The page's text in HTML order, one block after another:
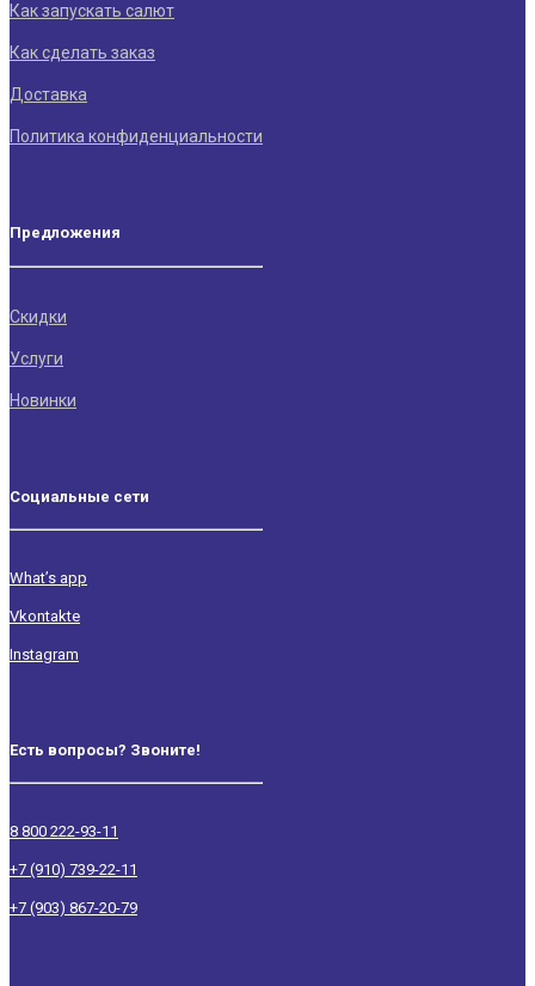
Как запускать салют
Как сделать заказ
Доставка
Политика конфиденциальности
Предложения
Скидки
Услуги
Новинки
Социальные сети
What’s app
Vkontakte
Instagram
Есть вопросы? Звоните!
8 800 222-93-11
+7 (910) 739-22-11
+7 (903) 867-20-79